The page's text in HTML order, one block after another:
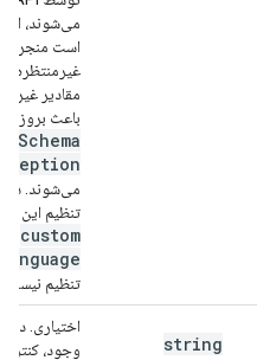
می‌شوند،
است منجر به
مقادیر
باعث بروز
Schema
می‌شوند.
تنظیم این
custom
Language
تنظیم نیست.
string
اختیاری.
وجود،